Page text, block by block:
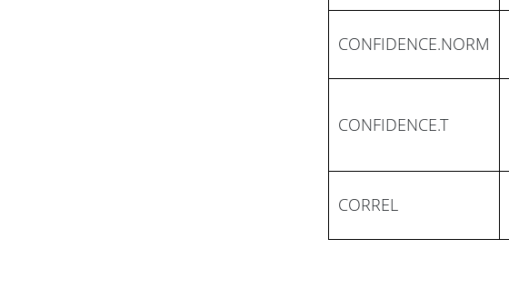
CONFIDENCE.NORM
CONFIDENCE.T
CORREL